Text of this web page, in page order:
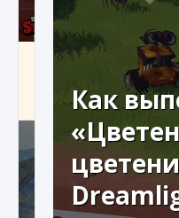
Подробное
самоцветов Brawl Stars
10 августа 2024
Как